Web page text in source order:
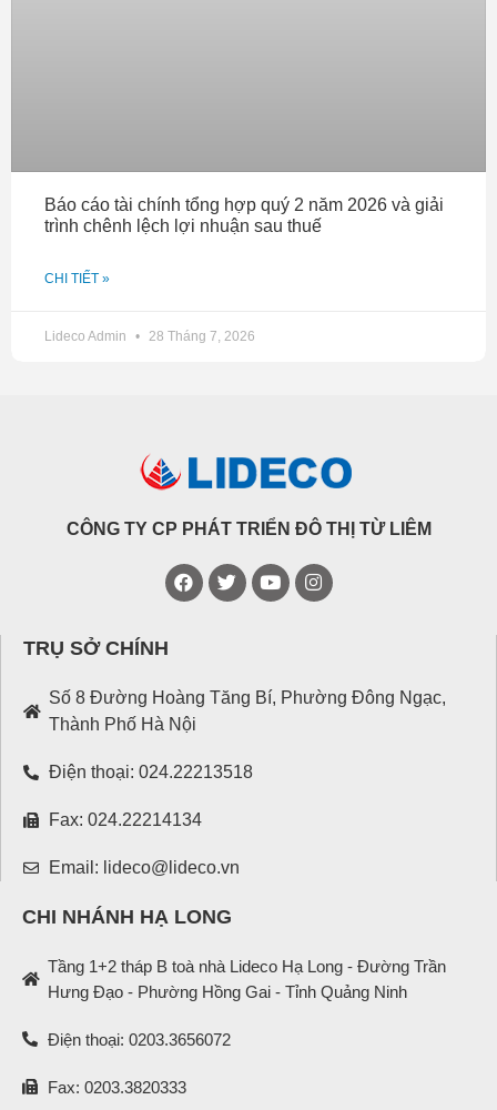
Báo cáo tài chính tổng hợp quý 2 năm 2026 và giải
trình chênh lệch lợi nhuận sau thuế
CHI TIẾT »
Lideco Admin 28 Tháng 7, 2026
CÔNG TY CP PHÁT TRIỂN ĐÔ THỊ TỪ LIÊM
TRỤ SỞ CHÍNH
Số 8 Đường Hoàng Tăng Bí, Phường Đông Ngạc,
Thành Phố Hà Nội
Điện thoại: 024.22213518
Fax: 024.22214134
Email: lideco@lideco.vn
CHI NHÁNH HẠ LONG
Tầng 1+2 tháp B toà nhà Lideco Hạ Long - Đường Trần
Hưng Đạo - Phường Hồng Gai - Tỉnh Quảng Ninh
Điện thoại: 0203.3656072
Fax: 0203.3820333